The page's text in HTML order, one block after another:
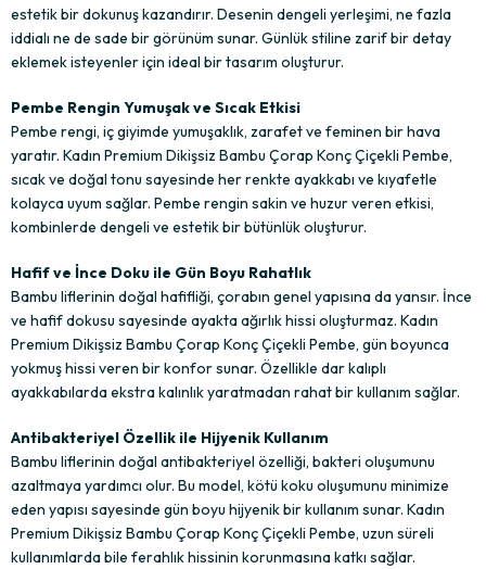
estetik bir dokunuş kazandırır. Desenin dengeli yerleşimi, ne fazla
iddialı ne de sade bir görünüm sunar. Günlük stiline zarif bir detay
eklemek isteyenler için ideal bir tasarım oluşturur.
Pembe Rengin Yumuşak ve Sıcak Etkisi
Pembe rengi, iç giyimde yumuşaklık, zarafet ve feminen bir hava
yaratır. Kadın Premium Dikişsiz Bambu Çorap Konç Çiçekli Pembe,
sıcak ve doğal tonu sayesinde her renkte ayakkabı ve kıyafetle
kolayca uyum sağlar. Pembe rengin sakin ve huzur veren etkisi,
kombinlerde dengeli ve estetik bir bütünlük oluşturur.
Hafif ve İnce Doku ile Gün Boyu Rahatlık
Bambu liflerinin doğal hafifliği, çorabın genel yapısına da yansır. İnce
ve hafif dokusu sayesinde ayakta ağırlık hissi oluşturmaz. Kadın
Premium Dikişsiz Bambu Çorap Konç Çiçekli Pembe, gün boyunca
yokmuş hissi veren bir konfor sunar. Özellikle dar kalıplı
ayakkabılarda ekstra kalınlık yaratmadan rahat bir kullanım sağlar.
Antibakteriyel Özellik ile Hijyenik Kullanım
Bambu liflerinin doğal antibakteriyel özelliği, bakteri oluşumunu
azaltmaya yardımcı olur. Bu model, kötü koku oluşumunu minimize
eden yapısı sayesinde gün boyu hijyenik bir kullanım sunar. Kadın
Premium Dikişsiz Bambu Çorap Konç Çiçekli Pembe, uzun süreli
kullanımlarda bile ferahlık hissinin korunmasına katkı sağlar.